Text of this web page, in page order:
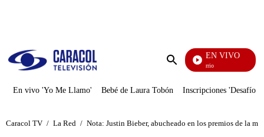
Enviar
EN VIVO
María La Del Barrio
En vivo 'Yo Me Llamo' Bebé de Laura Tobón Inscripciones 'Desafío'
Caracol TV / La Red / Nota: Justin Bieber, abucheado en los premios de la